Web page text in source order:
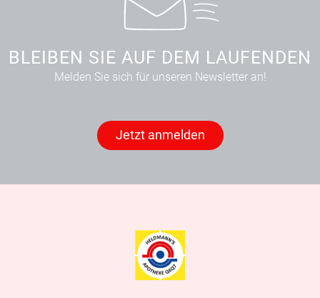
BLEIBEN SIE AUF DEM LAUFENDEN
Melden Sie sich für unseren Newsletter an!
Jetzt anmelden